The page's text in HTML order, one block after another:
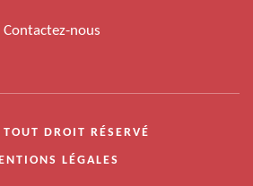
Contactez-nous
DROIT RÉSERVÉ
LÉGALES